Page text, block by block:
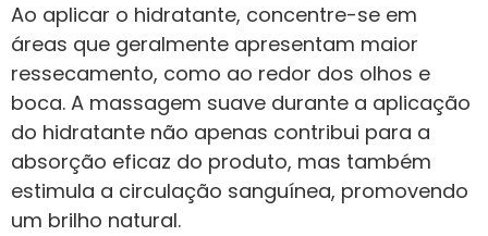
Ao aplicar o hidratante, concentre-se em
áreas que geralmente apresentam maior
ressecamento, como ao redor dos olhos e
boca. A massagem suave durante a aplicação
do hidratante não apenas contribui para a
absorção eficaz do produto, mas também
estimula a circulação sanguínea, promovendo
um brilho natural.